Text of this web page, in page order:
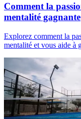
Comment la
mentalité gagnante
Explorez comment la
mentalité et vous aide à